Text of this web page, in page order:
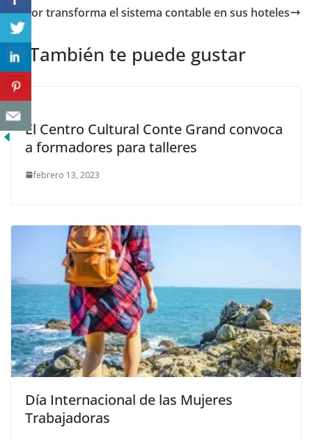
Accor transforma el sistema contable en sus hoteles
También te puede gustar
El Centro Cultural Conte Grand convoca
a formadores para talleres
febrero 13, 2023
Día Internacional de las Mujeres
Trabajadoras